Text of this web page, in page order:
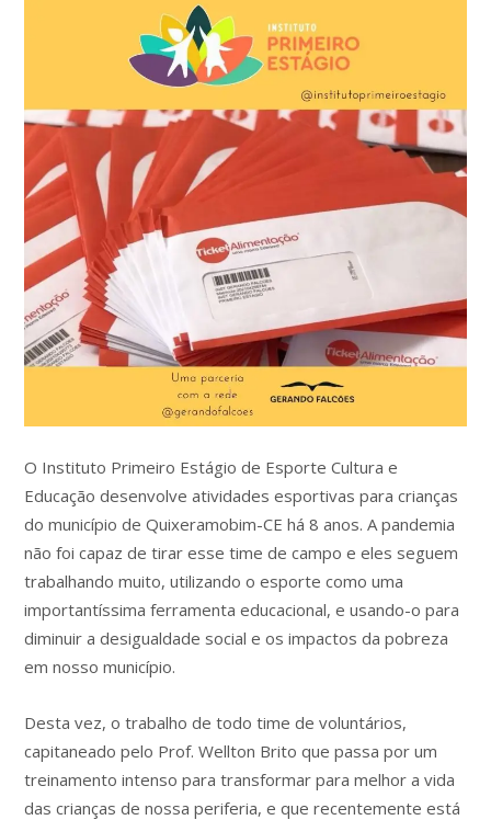
O Instituto Primeiro Estágio de Esporte Cultura e
Educação desenvolve atividades esportivas para crianças
do município de Quixeramobim-CE há 8 anos. A pandemia
não foi capaz de tirar esse time de campo e eles seguem
trabalhando muito, utilizando o esporte como uma
importantíssima ferramenta educacional, e usando-o para
diminuir a desigualdade social e os impactos da pobreza
em nosso município.
Desta vez, o trabalho de todo time de voluntários,
capitaneado pelo Prof. Wellton Brito que passa por um
treinamento intenso para transformar para melhor a vida
das crianças de nossa periferia, e que recentemente está